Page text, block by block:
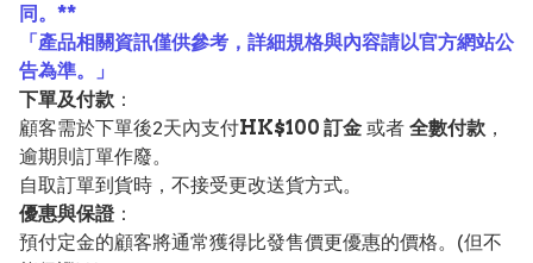
同。**
「產品相關資訊僅供參考，詳細規格與內容請以官方網站公
告為準。」
下單及付款 ：
顧客需於下單後2天內支付HK$100 訂金 或者 全數付款 ，
逾期則訂單作廢。
自取訂單到貨時，不接受更改送貨方式。
優惠與保證：
預付定金的顧客將通常獲得比發售價更優惠的價格。(但不